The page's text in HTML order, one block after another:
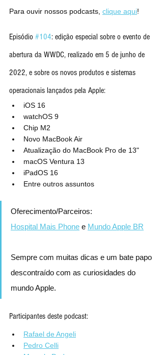
Para ouvir nossos podcasts, clique aqui!
Episódio #104: edição especial sobre o evento de
abertura da WWDC, realizado em 5 de junho de
2022, e sobre os novos produtos e sistemas
operacionais lançados pela Apple:
iOS 16
watchOS 9
Chip M2
Novo MacBook Air
Atualização do MacBook Pro de 13"
macOS Ventura 13
iPadOS 16
Entre outros assuntos
Oferecimento/Parceiros:
Hospital Mais Phone e Mundo Apple BR
Sempre com muitas dicas e um bate papo
descontraído com as curiosidades do
mundo Apple.
Participantes deste podcast:
Rafael de Angeli
Pedro Celli